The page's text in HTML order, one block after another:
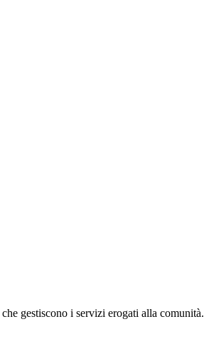
gestiscono i servizi erogati alla comunità.